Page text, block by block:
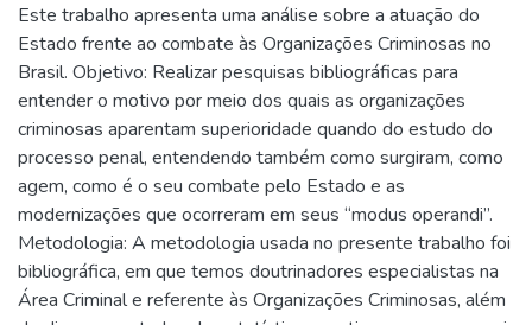
Este trabalho apresenta uma análise sobre a atuação do
Estado frente ao combate às Organizações Criminosas no
Brasil. Objetivo: Realizar pesquisas bibliográficas para
entender o motivo por meio dos quais as organizações
criminosas aparentam superioridade quando do estudo do
processo penal, entendendo também como surgiram, como
agem, como é o seu combate pelo Estado e as
modernizações que ocorreram em seus “modus operandi”.
Metodologia: A metodologia usada no presente trabalho foi
bibliográfica, em que temos doutrinadores especialistas na
Área Criminal e referente às Organizações Criminosas, além